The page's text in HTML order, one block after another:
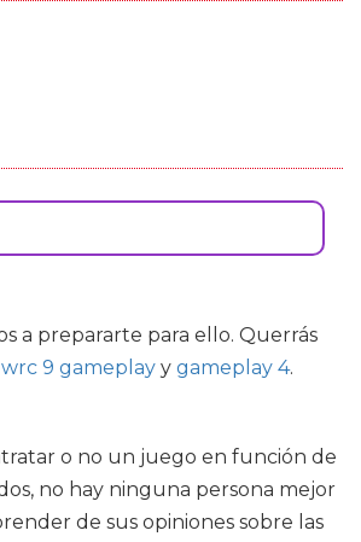
a prepararte para ello. Querrás
wrc 9 gameplay y gameplay 4.
o no un juego en función de
no hay ninguna persona mejor
de sus opiniones sobre las